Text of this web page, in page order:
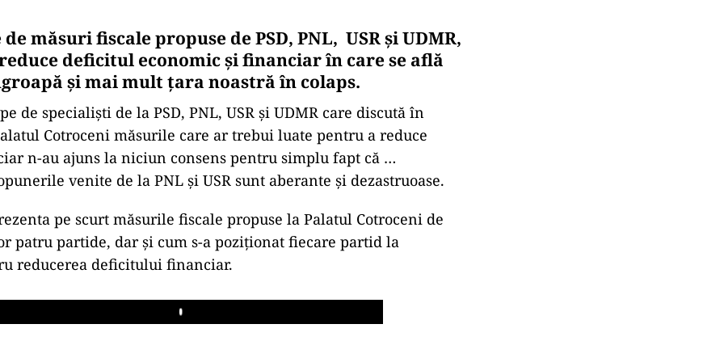
măsuri fiscale propuse de PSD, PNL, USR și UDMR,
deficitul economic și financiar în care se află
și mai mult țara noastră în colaps.
de specialiști de la PSD, PNL, USR și UDMR care discută în
Cotroceni măsurile care ar trebui luate pentru a reduce
n-au ajuns la niciun consens pentru simplu fapt că …
venite de la PNL și USR sunt aberante și dezastruoase.
pe scurt măsurile fiscale propuse la Palatul Cotroceni de
patru partide, dar și cum s-a poziționat fiecare partid la
reducerea deficitului financiar.
Play